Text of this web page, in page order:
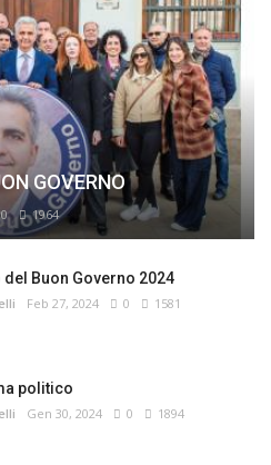
GOVERNO
0 1964
del Buon Governo 2024
Feb 27, 2024 0 1581
politico
Gen 30, 2024 0 1894